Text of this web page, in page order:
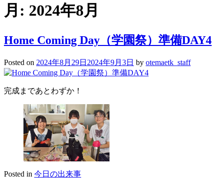
月: 2024年8月
Home Coming Day（学園祭）準備DAY4
Posted on 2024年8月29日 2024年9月3日 by otemaetk_staff
完成まであとわずか！
Posted in 今日の出来事